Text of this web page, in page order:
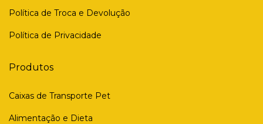
Política de Troca e Devolução
Política de Privacidade
Produtos
Caixas de Transporte Pet
Alimentação e Dieta